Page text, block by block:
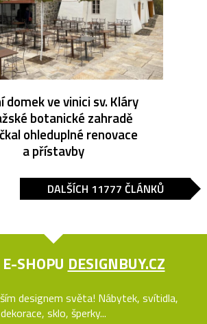
domek ve vinici sv. Kláry
botanické zahradě
ohleduplné renovace
a přístavby
DALŠÍCH 11777 ČLÁNKŮ
SHOPU DESIGNBUY.CZ
designem světa! Nábytek, svítidla,
dekorace, sklo, šperky...